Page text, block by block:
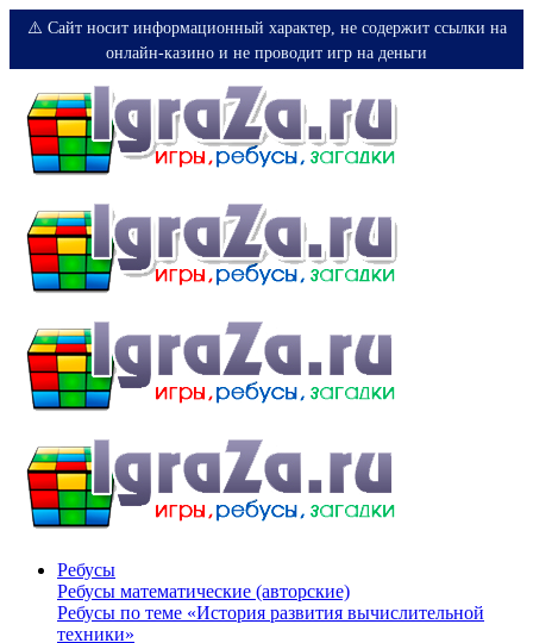
⚠️ Сайт носит информационный характер, не содержит ссылки на
онлайн-казино и не проводит игр на деньги
Ребусы
Ребусы математические (авторские)
Ребусы по теме «История развития вычислительной
техники»